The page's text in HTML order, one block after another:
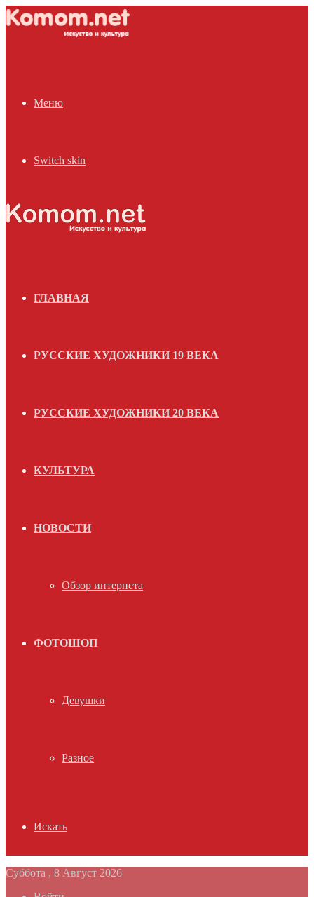
Меню
Switch skin
ГЛАВНАЯ
РУССКИЕ ХУДОЖНИКИ 19 ВЕКА
РУССКИЕ ХУДОЖНИКИ 20 ВЕКА
КУЛЬТУРА
НОВОСТИ
Обзор интернета
ФОТОШОП
Девушки
Разное
Искать
Суббота , 8 Август 2026